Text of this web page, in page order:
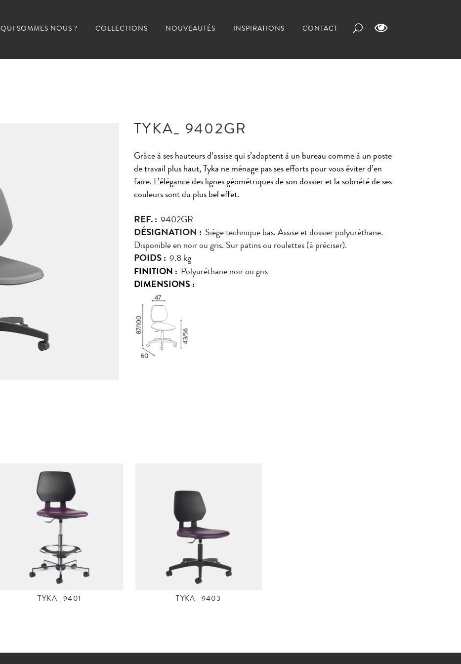
QUI SOMMES NOUS ? COLLECTIONS NOUVEAUTÉS INSPIRATIONS CONTACT
TYKA_ 9402GR
Grâce à ses hauteurs d’assise qui s’adaptent à un bureau comme à un poste
de travail plus haut, Tyka ne ménage pas ses efforts pour vous éviter d’en
faire. L’élégance des lignes géométriques de son dossier et la sobriété de ses
couleurs sont du plus bel effet.
REF. : 9402GR
DÉSIGNATION : Siège technique bas. Assise et dossier polyuréthane.
Disponible en noir ou gris. Sur patins ou roulettes (à préciser).
POIDS : 9.8 kg
FINITION : Polyuréthane noir ou gris
DIMENSIONS :
TYKA_ 9401 TYKA_ 9403